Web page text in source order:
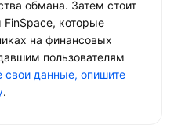
обмана. Затем стоит
FinSpace, которые
на финансовых
пользователям
свои данные, опишите
.